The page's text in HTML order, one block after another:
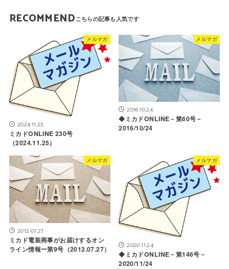
RECOMMEND
メルマガ
2024.11.25
ミカドONLINE 230号
（2024.11.25）
メルマガ
2016.10.24
◆ミカドONLINE－第60号－
2016/10/24
メルマガ
2012.07.27
ミカド電装商事がお届けするオン
ライン情報ー第9号（2012.07.27）
メルマガ
2020.11.24
◆ミカドONLINE－第146号－
2020/11/24